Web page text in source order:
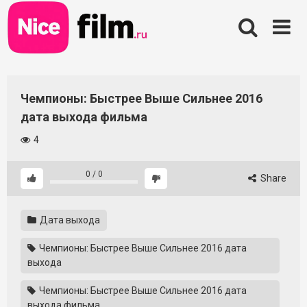
Skip
to
content
Чемпионы: Быстрее Выше Сильнее 2016
дата выхода фильма
4
0 / 0 Share
Дата выхода
Чемпионы: Быстрее Выше Сильнее 2016 дата
выхода
Чемпионы: Быстрее Выше Сильнее 2016 дата